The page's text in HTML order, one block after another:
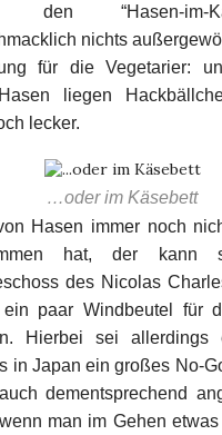
den “Hasen-im-
nichts
für die Vegetarier:
liegen
lecker.
…oder im Käsebett
Hasen immer noch
hat, der kann
des Nicolas
ein paar Windbeutel für
Hierbei sei allerdings
in Japan ein großes No-
dementsprechend
man im Gehen